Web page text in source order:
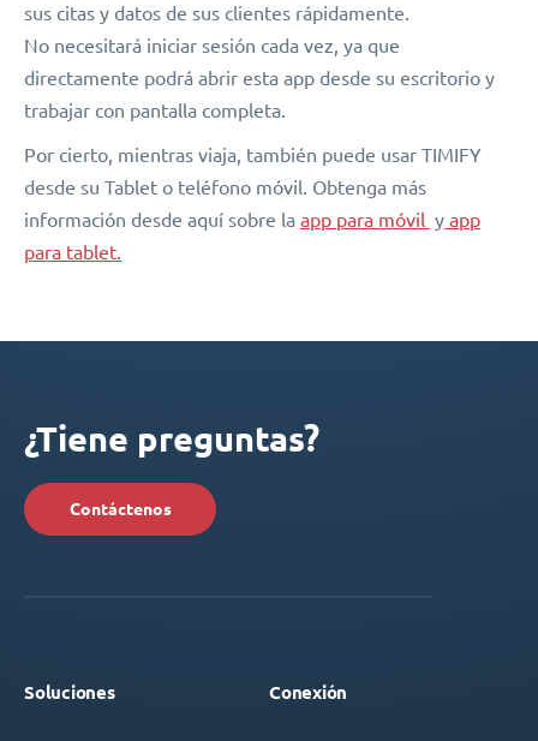
sus citas y datos de sus clientes rápidamente.
No necesitará iniciar sesión cada vez, ya que
directamente podrá abrir esta app desde su escritorio y
trabajar con pantalla completa.
Por cierto, mientras viaja, también puede usar TIMIFY
desde su Tablet o teléfono móvil. Obtenga más
información desde aquí sobre la app para móvil y app
para tablet.
¿Tiene preguntas?
Contáctenos
Soluciones Conexión